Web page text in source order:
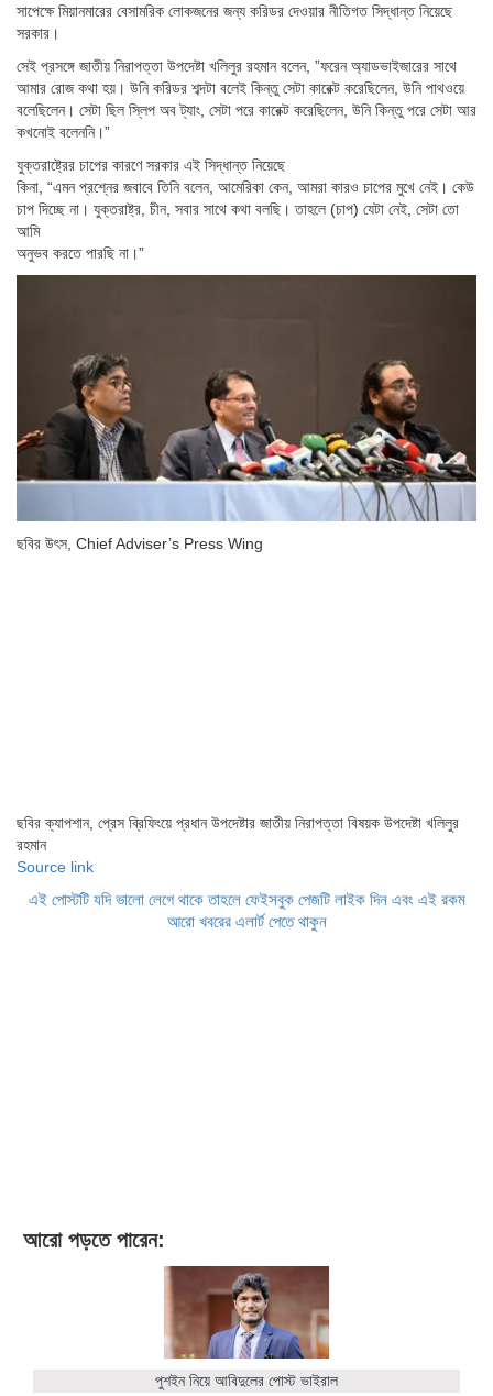
সাপেক্ষে মিয়ানমারের বেসামরিক লোকজনের জন্য করিডর দেওয়ার নীতিগত সিদ্ধান্ত নিয়েছে
সরকার।
সেই প্রসঙ্গে জাতীয় নিরাপত্তা উপদেষ্টা খলিলুর রহমান বলেন, ”ফরেন অ্যাডভাইজারের সাথে
আমার রোজ কথা হয়। উনি করিডর শব্দটা বলেই কিন্তু সেটা কারেক্ট করেছিলেন, উনি পাথওয়ে
বলেছিলেন। সেটা ছিল স্লিপ অব ট্যাং, সেটা পরে কারেক্ট করেছিলেন, উনি কিন্তু পরে সেটা আর
কখনোই বলেননি।”
যুক্তরাষ্ট্রের চাপের কারণে সরকার এই সিদ্ধান্ত নিয়েছে
কিনা, “এমন প্রশ্নের জবাবে তিনি বলেন, আমেরিকা কেন, আমরা কারও চাপের মুখে নেই। কেউ
চাপ দিচ্ছে না। যুক্তরাষ্ট্র, চীন, সবার সাথে কথা বলছি। তাহলে (চাপ) যেটা নেই, সেটা তো
আমি
অনুভব করতে পারছি না।”
ছবির উৎস, Chief Adviser’s Press Wing
ছবির ক্যাপশান, প্রেস ব্রিফিংয়ে প্রধান উপদেষ্টার জাতীয় নিরাপত্তা বিষয়ক উপদেষ্টা খলিলুর
রহমান
Source link
এই পোস্টটি যদি ভালো লেগে থাকে তাহলে ফেইসবুক পেজটি লাইক দিন এবং এই রকম
আরো খবরের এলার্ট পেতে থাকুন
আরো পড়তে পারেন:
পুশইন নিয়ে আবিদুলের পোস্ট ভাইরাল